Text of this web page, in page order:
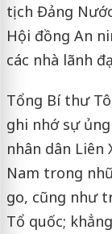
tịch Đảng
Hội đồng An
các nhà lãnh
Tổng Bí thư
ghi nhớ sự
nhân dân Liên
Nam trong
go, cũng như
Tổ quốc;